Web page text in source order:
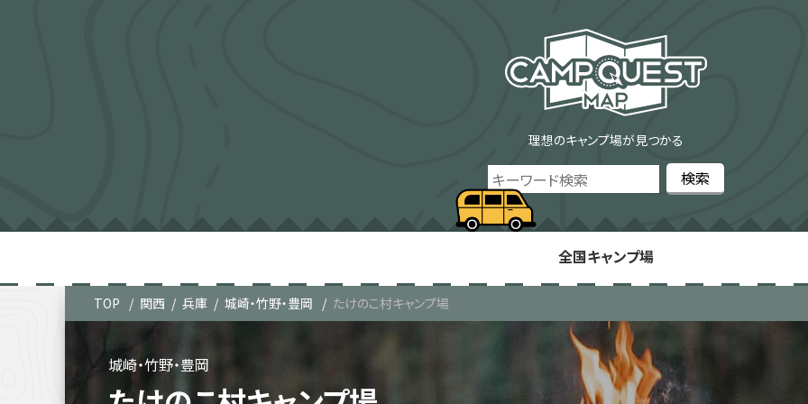
理想のキャンプ場が見つかる
全国キャンプ場
TOP 関西 兵庫 城崎・竹野・豊岡 たけのこ村キャンプ場
城崎・竹野・豊岡